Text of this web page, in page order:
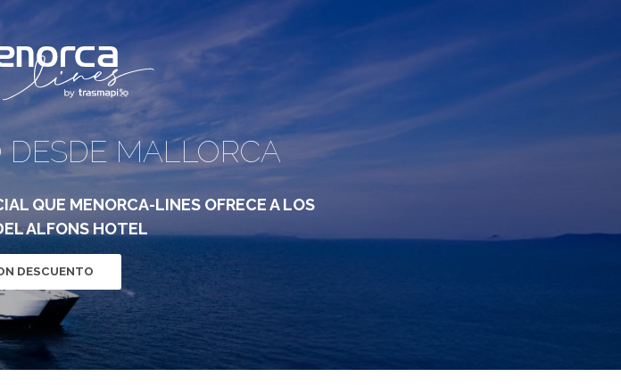
MALLORCA
QUE MENORCA-LINES OFRECE A LOS
ALFONS HOTEL
DESCUENTO